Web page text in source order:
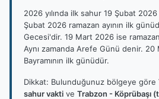
2026 yılında ilk sahur 19 Şubat
Şubat 2026 ramazan ayının ilk
Gecesi'dir. 19 Mart 2026 ise
Aynı zamanda Arefe Günü denir. 20
Bayramının ilk günüdür.
Dikkat: Bulunduğunuz bölgeye göre
sahur vakti ve Trabzon - Köprübaşı